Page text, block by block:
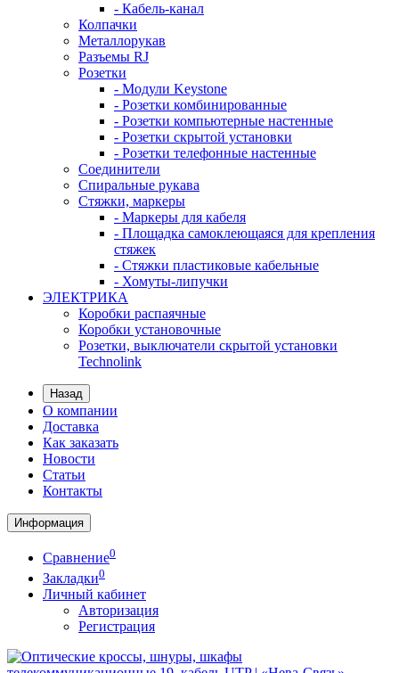
- Кабель-канал
Колпачки
Металлорукав
Разъемы RJ
Розетки
- Модули Keystone
- Розетки комбинированные
- Розетки компьютерные настенные
- Розетки скрытой установки
- Розетки телефонные настенные
Соединители
Спиральные рукава
Стяжки, маркеры
- Маркеры для кабеля
- Площадка самоклеющаяся для крепления
стяжек
- Стяжки пластиковые кабельные
- Хомуты-липучки
ЭЛЕКТРИКА
Коробки распаячные
Коробки установочные
Розетки, выключатели скрытой установки
Technolink
Назад
О компании
Доставка
Как заказать
Новости
Статьи
Контакты
Информация
Сравнение0
Закладки0
Личный кабинет
Авторизация
Регистрация